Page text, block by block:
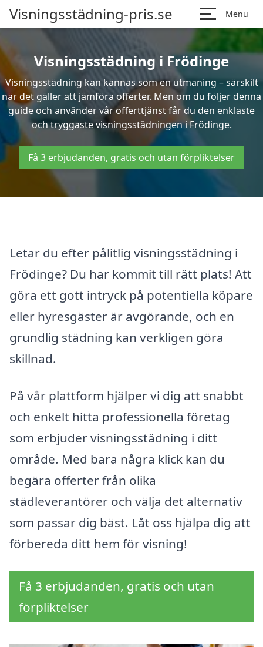
Visningsstädning-pris.se Menu
Visningsstädning i Frödinge
Visningsstädning kan kännas som en utmaning – särskilt
när det gäller att jämföra offerter. Men om du följer denna
guide och använder vår offerttjänst får du den enklaste
och tryggaste visningsstädningen i Frödinge.
Få 3 erbjudanden, gratis och utan förpliktelser
Letar du efter pålitlig visningsstädning i
Frödinge? Du har kommit till rätt plats! Att
göra ett gott intryck på potentiella köpare
eller hyresgäster är avgörande, och en
grundlig städning kan verkligen göra
skillnad.
På vår plattform hjälper vi dig att snabbt
och enkelt hitta professionella företag
som erbjuder visningsstädning i ditt
område. Med bara några klick kan du
begära offerter från olika
städleverantörer och välja det alternativ
som passar dig bäst. Låt oss hjälpa dig att
förbereda ditt hem för visning!
Få 3 erbjudanden, gratis och utan
förpliktelser